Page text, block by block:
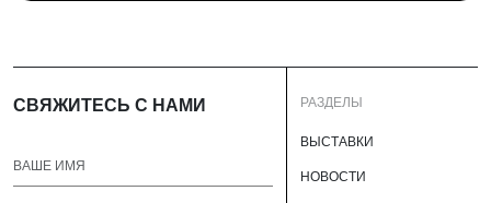
СВЯЖИТЕСЬ С НАМИ РАЗДЕЛЫ
ВЫСТАВКИ
НОВОСТИ